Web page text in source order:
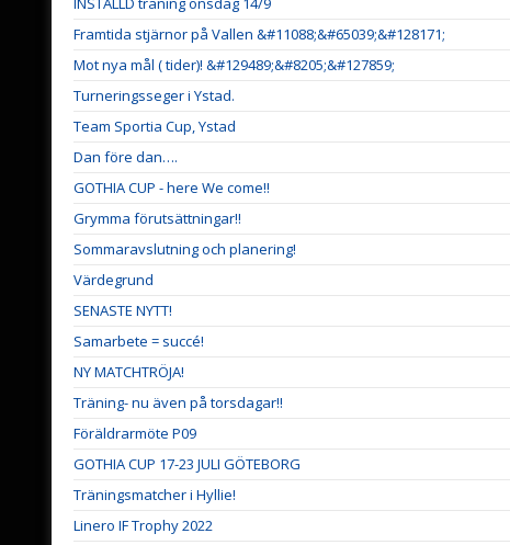
Framtida stjärnor på Vallen &#11088;&#65039;&#128171;
Mot nya mål ( tider)! &#129489;&#8205;&#127859;
Turneringsseger i Ystad.
Team Sportia Cup, Ystad
Dan före dan….
GOTHIA CUP - here We come!!
Grymma förutsättningar!!
Sommaravslutning och planering!
Värdegrund
SENASTE NYTT!
Samarbete = succé!
NY MATCHTRÖJA!
Träning- nu även på torsdagar!!
Föräldrarmöte P09
GOTHIA CUP 17-23 JULI GÖTEBORG
Träningsmatcher i Hyllie!
Linero IF Trophy 2022